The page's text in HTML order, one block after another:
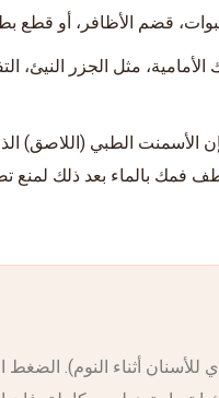
قضم الأظافر، أو قطع
مثل الجزر النيئ،
الأسمنت الطبي (اللاصق)
فمك بالماء بعد ذلك لمنع
للأسنان أثناء النوم). الضغط